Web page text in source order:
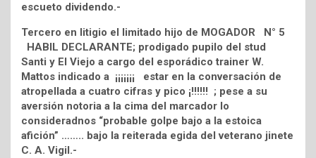
escueto dividendo.-
Tercero en litigio el limitado hijo de MOGADOR N° 5
HABIL DECLARANTE; prodigado pupilo del stud
Santi y El Viejo a cargo del esporádico trainer W.
Mattos indicado a ¡¡¡¡¡¡¡ estar en la conversación de
atropellada a cuatro cifras y pico ¡!!!!!! ; pese a su
aversión notoria a la cima del marcador lo
consideradnos “probable golpe bajo a la estoica
afición” …….. bajo la reiterada egida del veterano jinete
C. A. Vigil.-